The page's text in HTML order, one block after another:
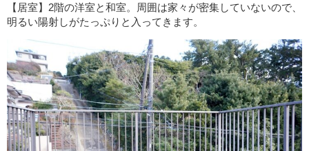
【居室】2階の洋室と和室。周囲は家々が密集していないので、
明るい陽射しがたっぷりと入ってきます。